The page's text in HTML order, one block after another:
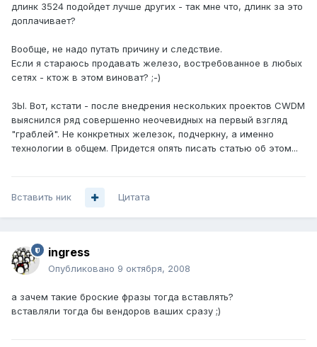
длинк 3524 подойдет лучше других - так мне что, длинк за это
доплачивает?
Вообще, не надо путать причину и следствие.
Если я стараюсь продавать железо, востребованное в любых
сетях - ктож в этом виноват? ;-)
ЗЫ. Вот, кстати - после внедрения нескольких проектов CWDM
выяснился ряд совершенно неочевидных на первый взгляд
"граблей". Не конкретных железок, подчеркну, а именно
технологии в общем. Придется опять писать статью об этом...
Вставить ник Цитата
ingress
Опубликовано 9 октября, 2008
а зачем такие броские фразы тогда вставлять?
вставляли тогда бы вендоров ваших сразу ;)